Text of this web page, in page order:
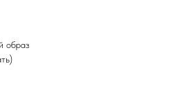
образ